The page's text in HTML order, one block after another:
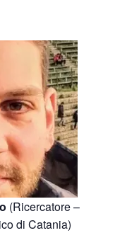
(Ricercatore –
di Catania)